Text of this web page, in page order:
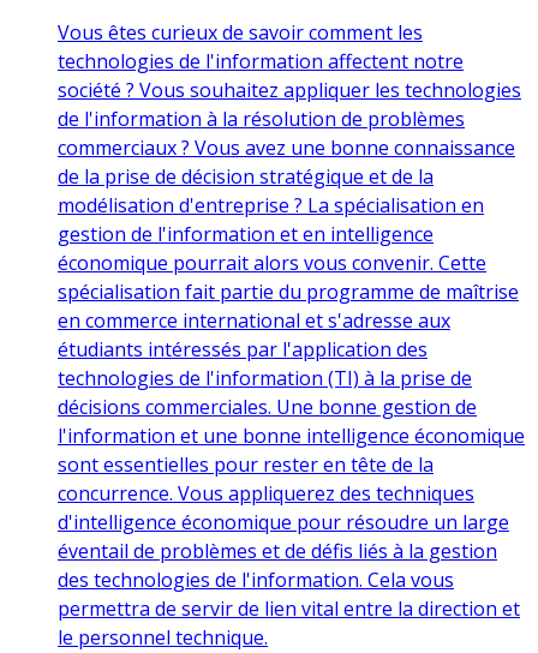
Vous êtes curieux de savoir comment les
technologies de l'information affectent notre
société ? Vous souhaitez appliquer les technologies
de l'information à la résolution de problèmes
commerciaux ? Vous avez une bonne connaissance
de la prise de décision stratégique et de la
modélisation d'entreprise ? La spécialisation en
gestion de l'information et en intelligence
économique pourrait alors vous convenir. Cette
spécialisation fait partie du programme de maîtrise
en commerce international et s'adresse aux
étudiants intéressés par l'application des
technologies de l'information (TI) à la prise de
décisions commerciales. Une bonne gestion de
l'information et une bonne intelligence économique
sont essentielles pour rester en tête de la
concurrence. Vous appliquerez des techniques
d'intelligence économique pour résoudre un large
éventail de problèmes et de défis liés à la gestion
des technologies de l'information. Cela vous
permettra de servir de lien vital entre la direction et
le personnel technique.